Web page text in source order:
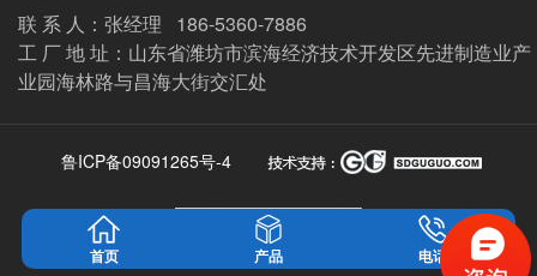
联 系 人：张经理 186-5360-7886
工 厂 地 址：山东省潍坊市滨海经济技术开发区先进制造业产
业园海林路与昌海大街交汇处
鲁ICP备09091265号-4
首页 产品 电话